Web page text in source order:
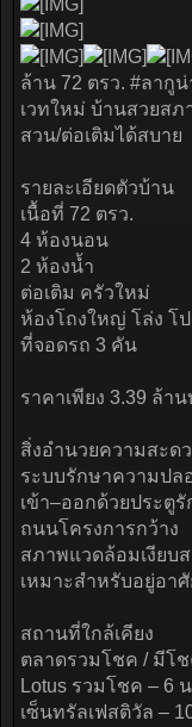
ล้าน 72 ตรว. #ลากู
เวทใหม่ บ้านสวยสภ
สวน/ต่อเติมได้สบาย
รายละเอียดตัวบ้าน
เนื้อที่ 72 ตรว.
4 ห้องนอน
2 ห้องน้ำ
ต่อเติม ครัวใหม่
ห้องโถงใหญ่ โล่ง โป
ที่จอดรถ 3 คัน
ราคาเพียง 3.39 ล้า
สิ่งอำนวยความสะด
ระบบรักษาความปล
เข้า–ออกด้วยประตู
ถนนโครงการกว้าง
สภาพแวดล้อมเงียบ
เหมาะสำหรับอยู่อาศั
สถานที่ใกล้เคียง
ตลาดรวมโชค / มีโ
Lotus รวมโชค – 6
เซ็นทรัลเฟสติวัล –